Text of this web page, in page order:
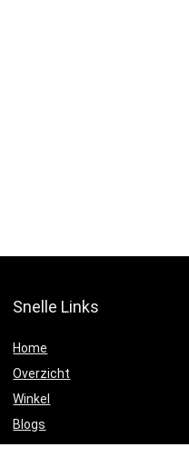
Snelle Links
Home
Overzicht
Winkel
Blogs